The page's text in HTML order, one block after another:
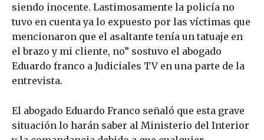
siendo inocente. Lastimosamente la policía no
tuvo en cuenta ya lo expuesto por las víctimas que
mencionaron que el asaltante tenía un tatuaje en
el brazo y mi cliente, no” sostuvo el abogado
Eduardo franco a Judiciales TV en una parte de la
entrevista.
El abogado Eduardo Franco señaló que esta grave
situación lo harán saber al Ministerio del Interior